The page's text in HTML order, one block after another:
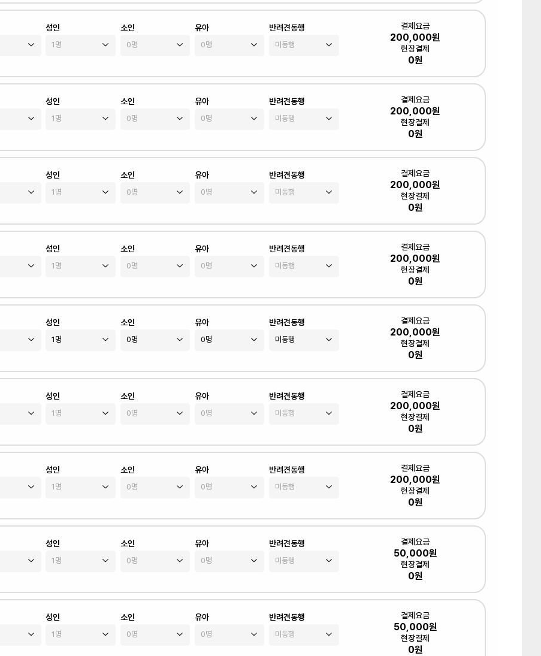
결제요금
200,000원
현장결제
0원
성인 소인 유아 반려견동행
결제요금
200,000원
현장결제
0원
성인 소인 유아 반려견동행
결제요금
200,000원
현장결제
0원
성인 소인 유아 반려견동행
결제요금
200,000원
현장결제
0원
성인 소인 유아 반려견동행
결제요금
200,000원
현장결제
0원
성인 소인 유아 반려견동행
결제요금
200,000원
현장결제
0원
성인 소인 유아 반려견동행
결제요금
200,000원
현장결제
0원
성인 소인 유아 반려견동행
결제요금
50,000원
현장결제
0원
성인 소인 유아 반려견동행
결제요금
50,000원
현장결제
0원
성인 소인 유아 반려견동행